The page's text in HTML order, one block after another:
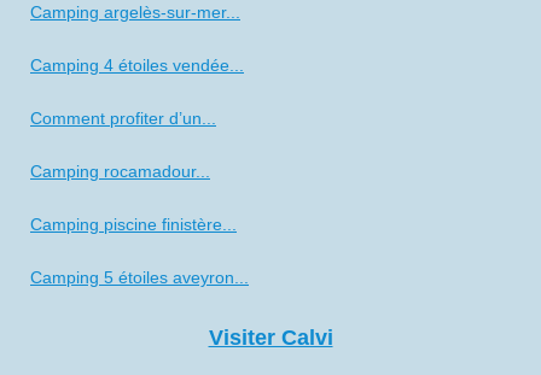
Camping argelès-sur-mer...
Camping 4 étoiles vendée...
Comment profiter d’un...
Camping rocamadour...
Camping piscine finistère...
Camping 5 étoiles aveyron...
Visiter Calvi